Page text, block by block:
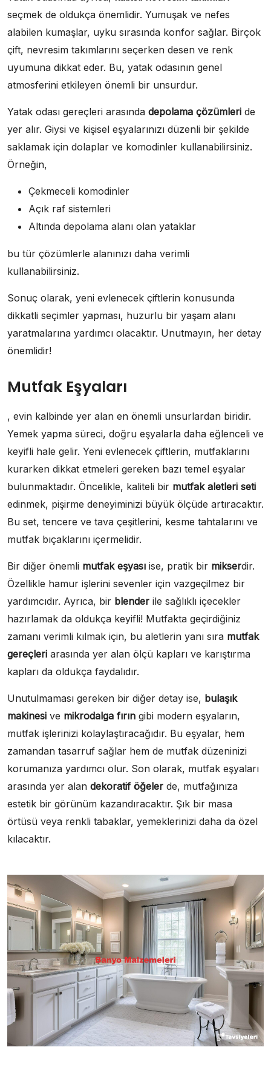
seçmek de oldukça önemlidir. Yumuşak ve nefes
alabilen kumaşlar, uyku sırasında konfor sağlar. Birçok
çift, nevresim takımlarını seçerken desen ve renk
uyumuna dikkat eder. Bu, yatak odasının genel
atmosferini etkileyen önemli bir unsurdur.
Yatak odası gereçleri arasında depolama çözümleri de
yer alır. Giysi ve kişisel eşyalarınızı düzenli bir şekilde
saklamak için dolaplar ve komodinler kullanabilirsiniz.
Örneğin,
Çekmeceli komodinler
Açık raf sistemleri
Altında depolama alanı olan yataklar
bu tür çözümlerle alanınızı daha verimli
kullanabilirsiniz.
Sonuç olarak, yeni evlenecek çiftlerin konusunda
dikkatli seçimler yapması, huzurlu bir yaşam alanı
yaratmalarına yardımcı olacaktır. Unutmayın, her detay
önemlidir!
Mutfak Eşyaları
, evin kalbinde yer alan en önemli unsurlardan biridir.
Yemek yapma süreci, doğru eşyalarla daha eğlenceli ve
keyifli hale gelir. Yeni evlenecek çiftlerin, mutfaklarını
kurarken dikkat etmeleri gereken bazı temel eşyalar
bulunmaktadır. Öncelikle, kaliteli bir mutfak aletleri seti
edinmek, pişirme deneyiminizi büyük ölçüde artıracaktır.
Bu set, tencere ve tava çeşitlerini, kesme tahtalarını ve
mutfak bıçaklarını içermelidir.
Bir diğer önemli mutfak eşyası ise, pratik bir mikserdir.
Özellikle hamur işlerini sevenler için vazgeçilmez bir
yardımcıdır. Ayrıca, bir blender ile sağlıklı içecekler
hazırlamak da oldukça keyifli! Mutfakta geçirdiğiniz
zamanı verimli kılmak için, bu aletlerin yanı sıra mutfak
gereçleri arasında yer alan ölçü kapları ve karıştırma
kapları da oldukça faydalıdır.
Unutulmaması gereken bir diğer detay ise, bulaşık
makinesi ve mikrodalga fırın gibi modern eşyaların,
mutfak işlerinizi kolaylaştıracağıdır. Bu eşyalar, hem
zamandan tasarruf sağlar hem de mutfak düzeninizi
korumanıza yardımcı olur. Son olarak, mutfak eşyaları
arasında yer alan dekoratif öğeler de, mutfağınıza
estetik bir görünüm kazandıracaktır. Şık bir masa
örtüsü veya renkli tabaklar, yemeklerinizi daha da özel
kılacaktır.